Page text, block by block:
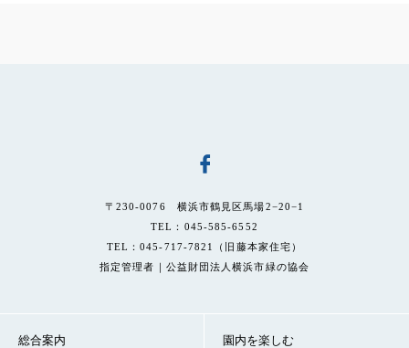
〒230-0076 横浜市鶴見区馬場2−20−1
TEL：045-585-6552
TEL：045-717-7821（旧藤本家住宅）
指定管理者｜公益財団法人横浜市緑の協会
総合案内 園内を楽しむ